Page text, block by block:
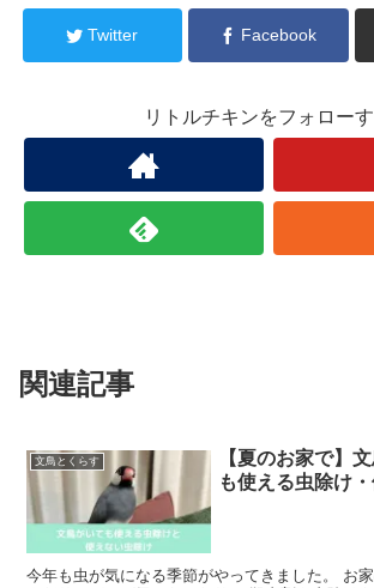
Twitter Facebook
リトルチキンをフォロー
関連記事
文鳥とくらす
【夏のお家で】
も使える虫除け
今年も虫が気になる季節がやってきました。 お